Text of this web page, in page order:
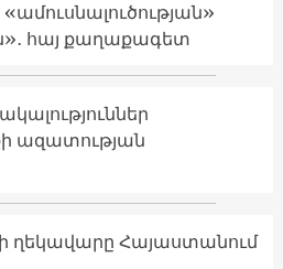
հայ քաղաքագետ
ազատության
ղեկավարը Հայաստանում